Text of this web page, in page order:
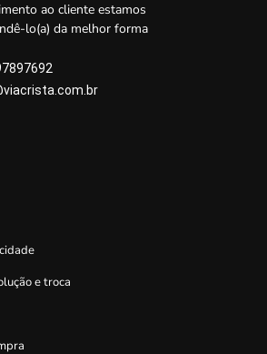
ao cliente estamos
lo(a) da melhor forma
e troca